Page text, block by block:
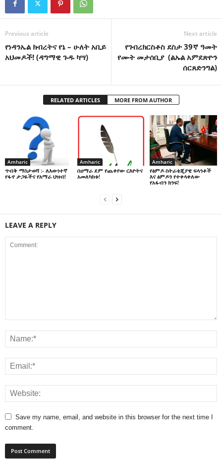
Previous article
የነዳንኤል ክብረትና የኔ – ሁለት አቢይ
አህመዶች! (ዳግማዊ ጉዱ ካሣ)
Next article
የገብረክርስቶስ ደስታ 39ኛ ዓመት
የሙት መታሰቢያ (ልኡል አምደጽዮን
ሰርጸድንግል)
RELATED ARTICLES MORE FROM AUTHOR
Amharic
ጥብቅ ማስታወሻ :- ለእውነተኛ
የፋኖ ታጋዬችና የአማራ ህዝብ!
Amharic
በዐማራ ደም የጨቀየው ርእዮትና
አመለካከቱ!
Amharic
የፅምዶ ስትራቴጂያዊ ፍላጎቶች
እና ፅምዶን የተቀላቀለው
የአፋብን ክንፍ!
LEAVE A REPLY
Save my name, email, and website in this browser for the next time I
comment.